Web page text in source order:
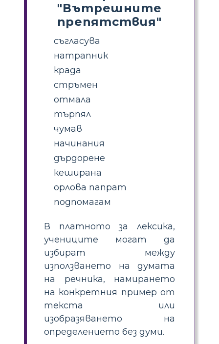
"Вътрешните
препятствия"
съгласува
натрапник
крада
стръмен
отмала
търпял
чумав
начинания
дърдорене
кеширана
орлова папрат
подпомагам
В платното за лексика,
учениците могат да
избират между
използването на думата
на речника, намирането
на конкретния пример от
текста или
изобразяването на
определението без думи.